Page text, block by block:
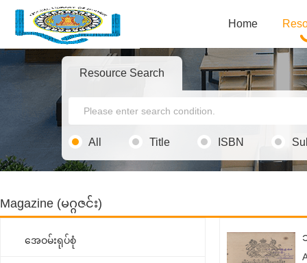
Home
Resource Search
All Title ISBN
Magazine (မဂ္ဂဇင်း)
အေဝမ်းရုပ်စုံ